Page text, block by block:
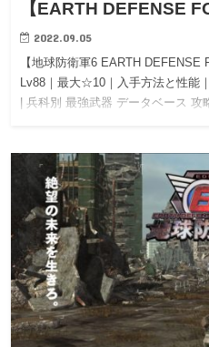
【EARTH DEFENSE
2022.09.05
【地球防衛軍6 EARTH
Lv88｜最大☆10｜入手方法と性能
| 兵科別 最強武器 データベース